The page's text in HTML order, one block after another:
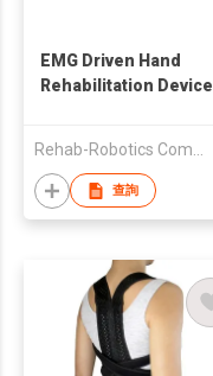
EMG Driven Hand
Rehabilitation Device
Rehab-Robotics Company Limited
查詢